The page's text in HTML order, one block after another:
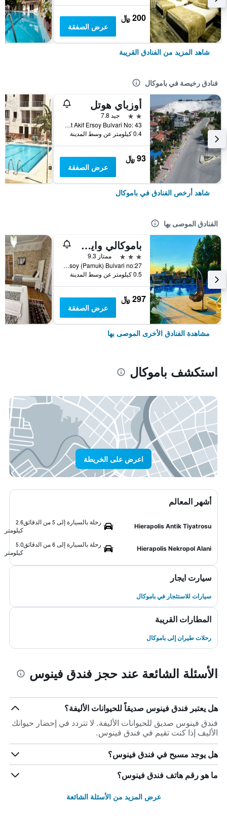
200 ﷼
عرض الصفقة
شاهد المزيد من الفنادق القريبة
فنادق رخيصة في باموكال
أوزباي هوتل
2 نجمتين
جيد 7.8
Mehmet Akif Ersoy Bulvari No: 43, باموكال, تركيا
0.4 كيلومتر عن وسط المدينة
93 ﷼
عرض الصفقة
شاهد أرخص الفنادق في باموكال
الفنادق الموصى بها
باموكالي وايت هيفين سويت هوتل
3 نجوم
ممتاز 9.3
Pamukkale Mahallesi Mehmet Akif Ersoy (Pamuk) Bulvari no:27, باموكال, تركيا
0.5 كيلومتر عن وسط المدينة
297 ﷼
عرض الصفقة
مشاهدة الفنادق الأخرى الموصى بها
استكشف باموكال
اعرض على الخريطة
أشهر المعالم
Hierapolis Antik Tiyatrosu
رحلة بالسيارة إلى 5 من الدقائق
2.6
كيلومتر
Hierapolis Nekropol Alani
رحلة بالسيارة إلى 6 من الدقائق
5.0
كيلومتر
سيارت ايجار
سيارات للاستئجار في باموكال
المطارات القريبة
رحلات طيران إلى باموكال
الأسئلة الشائعة عند حجز فندق فينوس
هل يعتبر فندق فينوس صديقاً للحيوانات الأليفة؟
فندق فينوس صديق للحيوانات الأليفة. لا تتردد في إحضار حيوانك
الأليف إذا كنت تقيم في فندق فينوس.
هل يوجد مسبح في فندق فينوس؟
ما هو رقم هاتف فندق فينوس؟
عرض المزيد من الأسئلة الشائعة